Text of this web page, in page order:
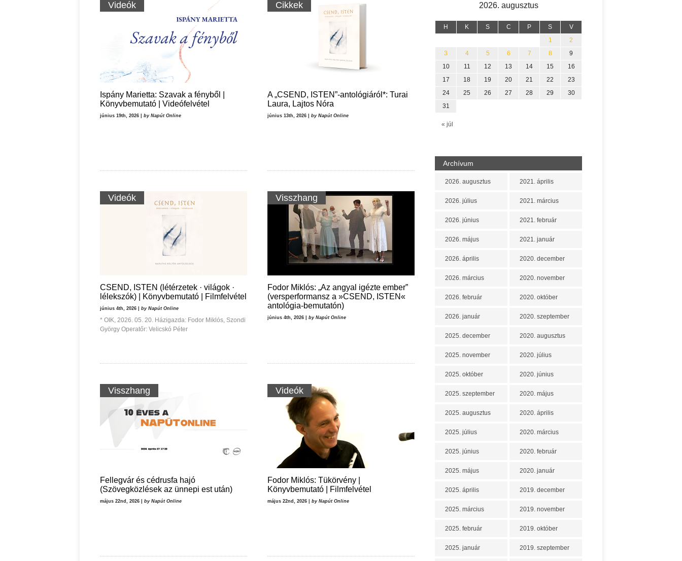
Videók
Ispány Marietta: Szavak a fényből |
Könyvbemutató | Videófelvétel
június 19th, 2026 | by Napút Online
Cikkek
A „CSEND, ISTEN”-antológiáról*: Turai
Laura, Lajtos Nóra
június 13th, 2026 | by Napút Online
Videók
CSEND, ISTEN (létérzetek · világok ·
lélekszók) | Könyvbemutató | Filmfelvétel
június 4th, 2026 | by Napút Online
* OIK, 2026. 05. 20. Házigazda: Fodor Miklós, Szondi
György Operatőr: Velicskó Péter
Visszhang
Fodor Miklós: „Az angyal igézte ember”
(versperformansz a »CSEND, ISTEN«
antológia-bemutatón)
június 4th, 2026 | by Napút Online
Visszhang
Fellegvár és cédrusfa hajó
(Szövegközlések az ünnepi est után)
május 22nd, 2026 | by Napút Online
Videók
Fodor Miklós: Tükörvény |
Könyvbemutató | Filmfelvétel
május 22nd, 2026 | by Napút Online
2026. augusztus
H K S C P S V
« júl
1
2
3
4 5 6 7 8
9
10
11 12 13 14 15
16
17
18 19 20 21 22
23
24
25 26 27 28 29
30
31
Archívum
2026. augusztus
2026. július
2026. június
2026. május
2026. április
2026. március
2026. február
2026. január
2025. december
2025. november
2025. október
2025. szeptember
2025. augusztus
2025. július
2025. június
2025. május
2025. április
2025. március
2025. február
2025. január
2021. április
2021. március
2021. február
2021. január
2020. december
2020. november
2020. október
2020. szeptember
2020. augusztus
2020. július
2020. június
2020. május
2020. április
2020. március
2020. február
2020. január
2019. december
2019. november
2019. október
2019. szeptember